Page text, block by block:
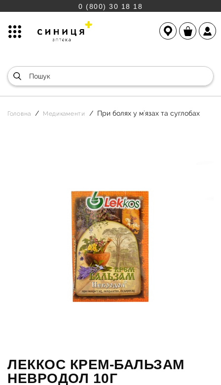
0 (800) 30 18 18
Головна Медикаменти При болях у м`язах та суглобах
ЛЕККОС КРЕМ-БАЛЬЗАМ
НЕВРОДОЛ 10Г